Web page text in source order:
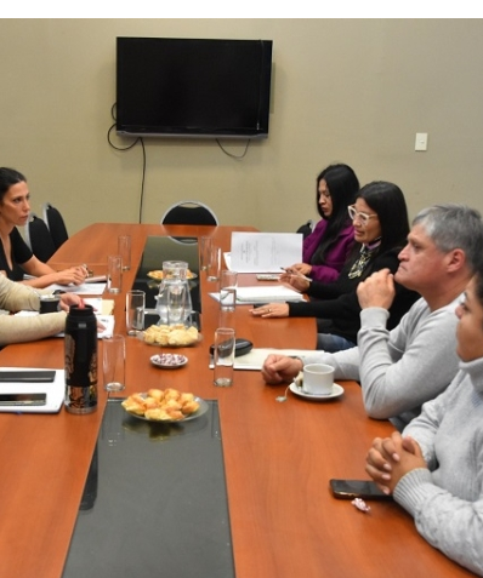
Foro Jujuy Igualitario: prevención de la violencia de
Carlos Sadir inauguró un nuevo Punto Digital en
Exitoso operativo con el helicóptero sanitario salvó la
Senado: el Gobierno aprobó la ley de propiedad